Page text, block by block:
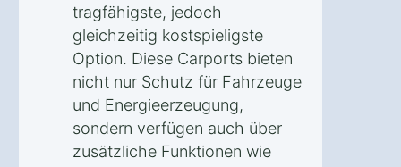
tragfähigste, jedoch
gleichzeitig kostspieligste
Option. Diese Carports bieten
nicht nur Schutz für Fahrzeuge
und Energieerzeugung,
sondern verfügen auch über
zusätzliche Funktionen wie